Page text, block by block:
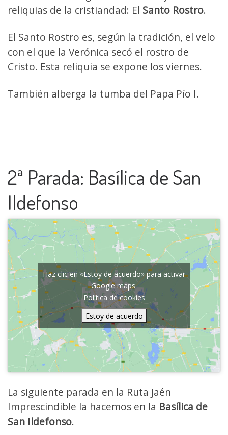
reliquias de la cristiandad: El Santo Rostro.
El Santo Rostro es, según la tradición, el velo
con el que la Verónica secó el rostro de
Cristo. Esta reliquia se expone los viernes.
También alberga la tumba del Papa Pío I.
2ª Parada: Basílica de San
Ildefonso
Haz clic en «Estoy de acuerdo» para activar
Google maps
Política de cookies
Estoy de acuerdo
La siguiente parada en la Ruta Jaén
Imprescindible la hacemos en la Basílica de
San Ildefonso.